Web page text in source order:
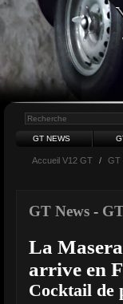
GT NEWS
Accueil V12 GT / GT
GT News -
La
arrive en
Cocktail de